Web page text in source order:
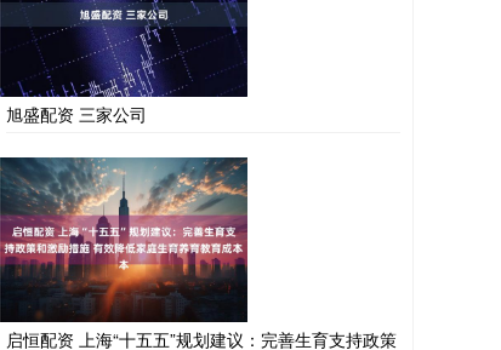
旭盛配资 三家公司
启恒配资 上海“十五五”规划建议：完善生育支持政策